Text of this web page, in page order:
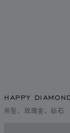
HAPPY
吊坠、玫瑰金、钻石